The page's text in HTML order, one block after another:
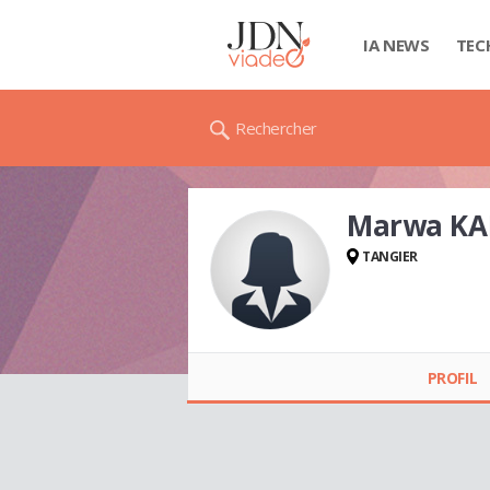
IA NEWS
Rechercher
Marwa
TANGIER
PROFIL